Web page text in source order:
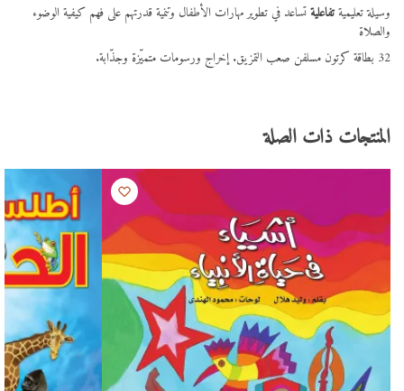
وسيلة تعليميةتفاعليةتساعد في تطوير مهارات الأطفال وتنمية قدرتهم على فهم كيفية الوضوء
والصلاة
32 بطاقة كرتون مسلفن صعب التمزيق. إخراج ورسومات متميّزة وجذّابة.
المنتجات ذات الصلة